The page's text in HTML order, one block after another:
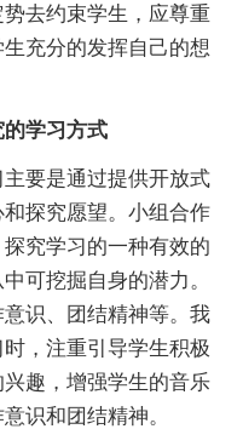
去约束学生，应尊重
充分的发挥自己的想
学习方式
要是通过提供开放式
探究愿望。小组合作
究学习的一种有效的
可挖掘自身的潜力。
识、团结精神等。我
时，注重引导学生积极
趣，增强学生的音乐
识和团结精神。